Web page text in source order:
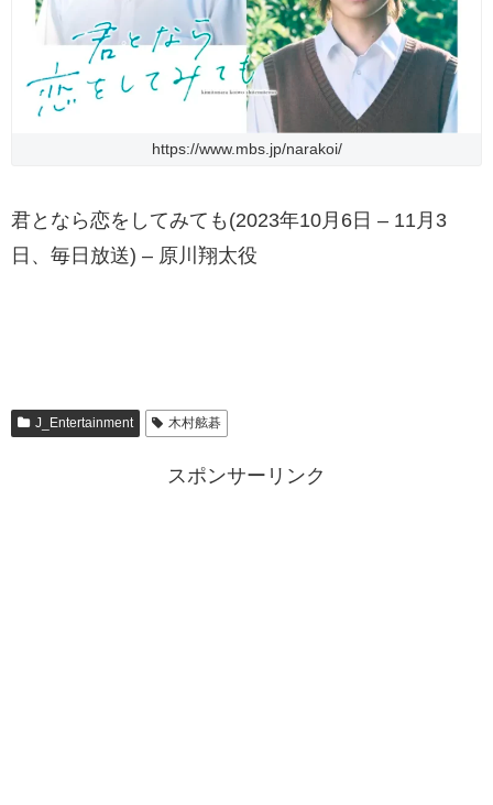
https://www.mbs.jp/narakoi/
君となら恋をしてみても(2023年10月6日 – 11月3
日、毎日放送) – 原川翔太役
J_Entertainment 木村舷碁
スポンサーリンク